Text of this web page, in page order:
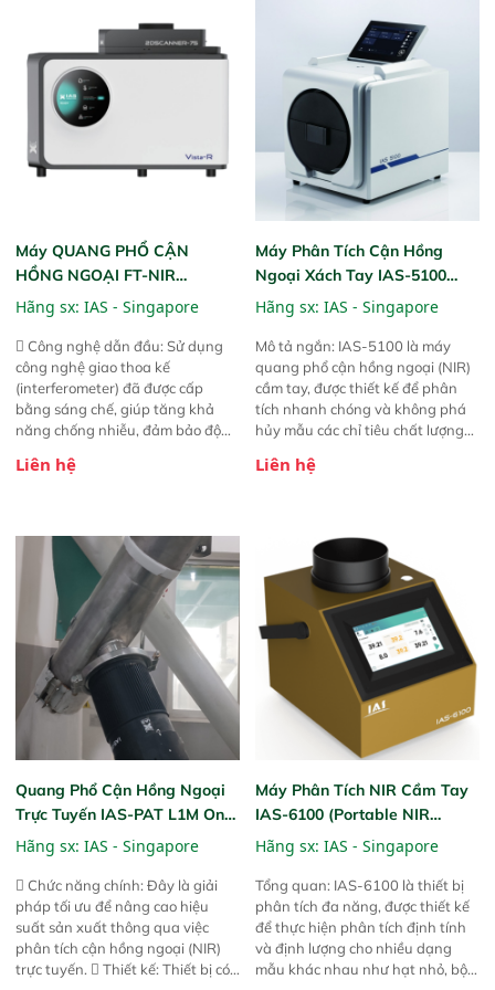
thức ăn chăn nuôi, nguyên liệu
thực phẩm, nông sản,..
gian thực và trực quan hóa dữ
liệu để tăng chỉ số ROI cho doanh
Máy QUANG PHỔ CẬN
HỒNG NGOẠI FT-NIR
Analyzer Vista-R
Hãng sx: IAS - Singapore
 Công nghệ dẫn đầu: Sử dụng
công nghệ giao thoa kế
(interferometer) đã được cấp
bằng sáng chế, giúp tăng khả
năng chống nhiễu, đảm bảo độ
Phạm vi ứng dụng rộng: Đáp ứng
ngành công nghiệp khác nhau. 
Độ nhạy cao: Trang bị đầu dò
InGaAs độ nhạy cao, cung cấp
phản hồi phổ tuyến tính đầy đủ,
đảm bảo độ chính xác và khả
năng lặp lại tối ưu.
Liên hệ
Máy Phân Tích Cận Hồng
Ngoại Xách Tay IAS-5100
(Portable NIR Analyzer)
Hãng sx: IAS - Singapore
Mô tả ngắn: IAS-5100 là máy
quang phổ cận hồng ngoại (NIR)
cầm tay, được thiết kế để phân
tích nhanh chóng và không phá
hủy mẫu các chỉ tiêu chất lượng
Thiết bị linh hoạt cho nhiều kịch
trực tiếp ngoài đồng ruộng.
Liên hệ
Quang Phổ Cận Hồng Ngoại
Trực Tuyến IAS-PAT L1M On-
Line NIR
Hãng sx: IAS - Singapore
 Chức năng chính: Đây là giải
pháp tối ưu để nâng cao hiệu
suất sản xuất thông qua việc
phân tích cận hồng ngoại (NIR)
trực tuyến.  Thiết kế: Thiết bị có
Máy Phân Tích NIR Cầm Tay
IAS-6100 (Portable NIR
Analyzer)
Hãng sx: IAS - Singapore
Tổng quan: IAS-6100 là thiết bị
phân tích đa năng, được thiết kế
để thực hiện phân tích định tính
và định lượng cho nhiều dạng
mẫu khác nhau như hạt nhỏ, bột,